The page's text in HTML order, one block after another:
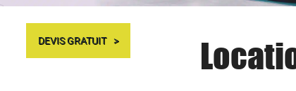
DEVIS GRATUIT